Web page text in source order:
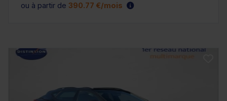
ou à partir de 390.77 €/mois